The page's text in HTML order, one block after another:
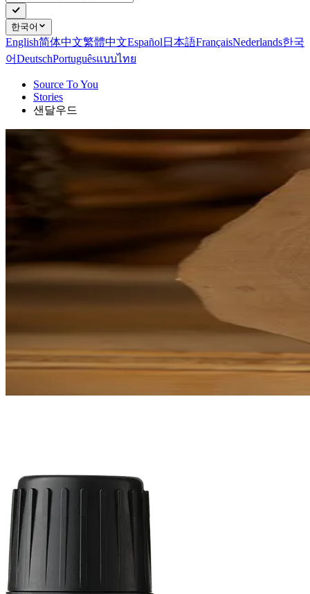
한국어
English简体中文繁體中文Español 日本語FrançaisNederlands한국
어DeutschPortuguêsแบบไทย
Source To You
Stories
샌달우드